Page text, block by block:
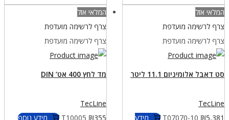
המלאי אזל
צרף לרשימה מועדפת
צרף לרשימה מועדפת
סט דאבל אלומיניום 11.1 ליטר
TecLine
T07070-10 ₪5,381
מידע
המלאי אזל
צרף לרשימה מועדפת
צרף לרשימה מועדפת
מד לחץ 400 אט’ DIN
TecLine
T10005 ₪355 מידע נוסף